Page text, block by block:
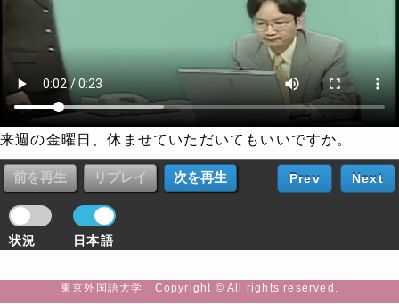
来週の金曜日、休ませていただいてもいいですか。
状況 日本語
Prev Next
東京外国語大学 Copyright © All rights reserved.